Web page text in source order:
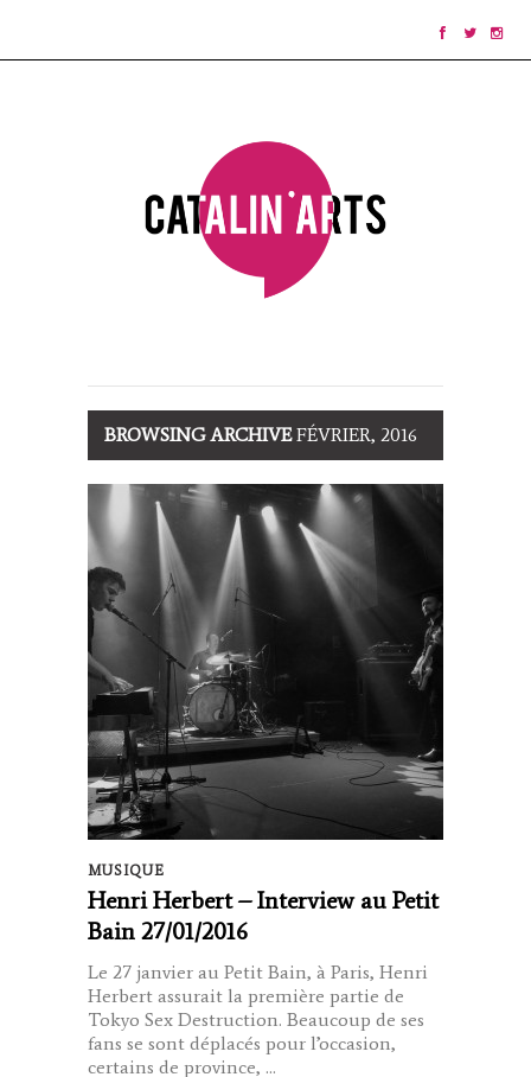
BROWSING ARCHIVEFÉVRIER, 2016
MUSIQUE
Henri Herbert – Interview au Petit
Bain 27/01/2016
Le 27 janvier au Petit Bain, à Paris, Henri
Herbert assurait la première partie de
Tokyo Sex Destruction. Beaucoup de ses
fans se sont déplacés pour l’occasion,
certains de province, ...